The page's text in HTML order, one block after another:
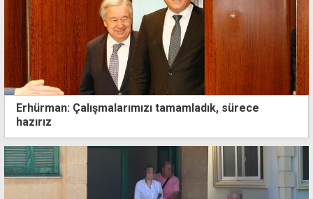
Erhürman: Çalışmalarımızı tamamladık, sürece
hazırız